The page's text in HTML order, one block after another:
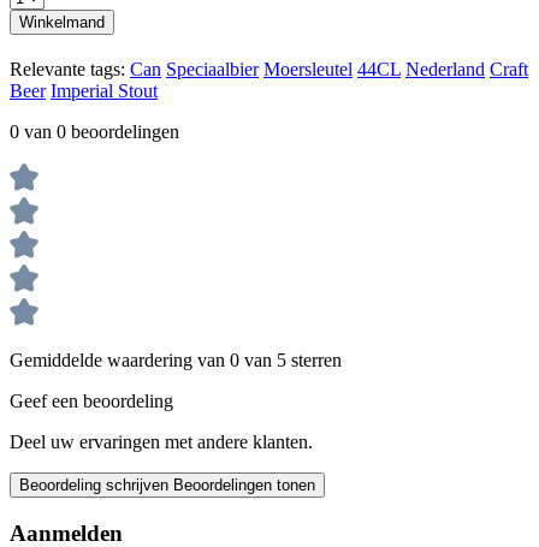
Winkelmand
Relevante tags: Can Speciaalbier Moersleutel 44CL Nederland Craft
Beer Imperial Stout
0 van 0 beoordelingen
Gemiddelde waardering van 0 van 5 sterren
Geef een beoordeling
Deel uw ervaringen met andere klanten.
Beoordeling schrijven Beoordelingen tonen
Aanmelden